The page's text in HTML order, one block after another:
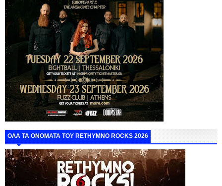
ΟΛΑ ΤΑ ΟΝΟΜΑΤΑ ΤΟΥ RETHYMNO ROCKS 2026